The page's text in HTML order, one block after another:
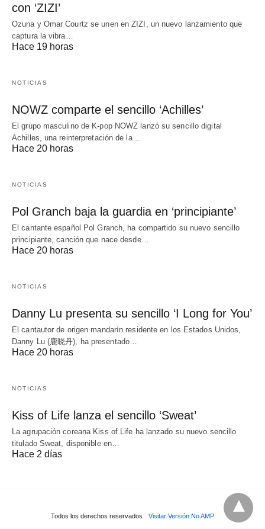
con ‘ZIZI’
Ozuna y Omar Courtz se unen en ZIZI, un nuevo lanzamiento que
captura la vibra…
Hace 19 horas
NOTICIAS
NOWZ comparte el sencillo ‘Achilles’
El grupo masculino de K-pop NOWZ lanzó su sencillo digital
Achilles, una reinterpretación de la…
Hace 20 horas
NOTICIAS
Pol Granch baja la guardia en ‘principiante’
El cantante español Pol Granch, ha compartido su nuevo sencillo
principiante, canción que nace desde…
Hace 20 horas
NOTICIAS
Danny Lu presenta su sencillo ‘I Long for You’
El cantautor de origen mandarín residente en los Estados Unidos,
Danny Lu (鹿晓丹), ha presentado…
Hace 20 horas
NOTICIAS
Kiss of Life lanza el sencillo ‘Sweat’
La agrupación coreana Kiss of Life ha lanzado su nuevo sencillo
titulado Sweat, disponible en…
Hace 2 días
Todos los derechos reservados Visitar Versión No AMP